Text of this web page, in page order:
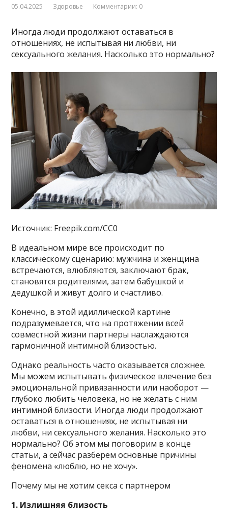
05.04.2025 Здоровье Комментарии: 0
Иногда люди продолжают оставаться в
отношениях, не испытывая ни любви, ни
сексуального желания. Насколько это нормально?
Источник: Freepik.com/CC0
В идеальном мире все происходит по
классическому сценарию: мужчина и женщина
встречаются, влюбляются, заключают брак,
становятся родителями, затем бабушкой и
дедушкой и живут долго и счастливо.
Конечно, в этой идиллической картине
подразумевается, что на протяжении всей
совместной жизни партнеры наслаждаются
гармоничной интимной близостью.
Однако реальность часто оказывается сложнее.
Мы можем испытывать физическое влечение без
эмоциональной привязанности или наоборот —
глубоко любить человека, но не желать с ним
интимной близости. Иногда люди продолжают
оставаться в отношениях, не испытывая ни
любви, ни сексуального желания. Насколько это
нормально? Об этом мы поговорим в конце
статьи, а сейчас разберем основные причины
феномена «люблю, но не хочу».
Почему мы не хотим секса с партнером
1. Излишняя близость